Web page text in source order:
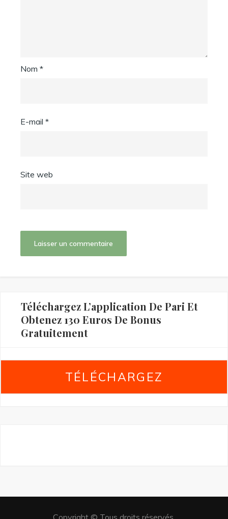
Nom *
E-mail *
Site web
Téléchargez L’application De Pari Et
Obtenez 130 Euros De Bonus
Gratuitement
TÉLÉCHARGEZ
Copyright © Tous droits réservés.